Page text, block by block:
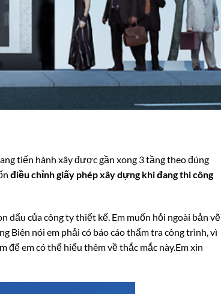
tiến hành xây được gần xong 3 tầng theo đúng
điều chỉnh giấy phép xây dựng khi đang thi công
dấu của công ty thiết kế. Em muốn hỏi ngoài bản vẽ
Biên nói em phải có báo cáo thẩm tra công trình, vì
để em có thể hiểu thêm về thắc mắc này.Em xin